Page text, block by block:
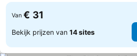
Van € 31
Bekijk prijzen van 14 sites